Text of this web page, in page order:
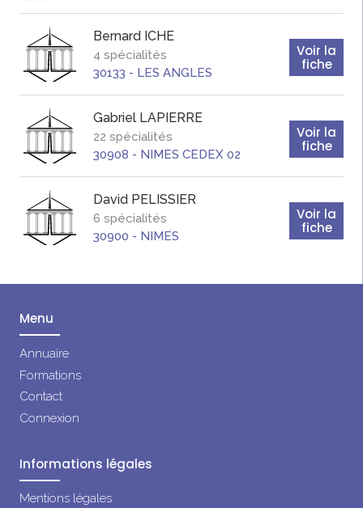
Bernard ICHE
4 spécialités
30133 - LES ANGLES
Voir la
fiche
Gabriel LAPIERRE
22 spécialités
30908 - NIMES CEDEX 02
Voir la
fiche
David PELISSIER
6 spécialités
30900 - NIMES
Voir la
fiche
Menu
Annuaire
Formations
Contact
Connexion
Informations légales
Mentions légales